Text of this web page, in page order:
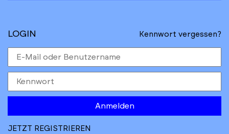
LOGIN Kennwort vergessen?
Anmelden
JETZT REGISTRIEREN